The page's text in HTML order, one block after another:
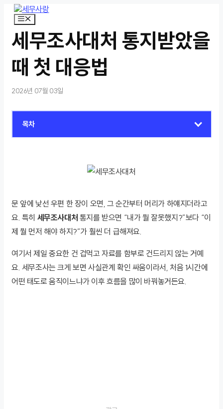
메
뉴
세무조사대처 통지받았을
때 첫 대응법
2026년 07월 03일
목차
문 앞에 낯선 우편 한 장이 오면, 그 순간부터 머리가 하얘지더라고
요. 특히 세무조사대처 통지를 받으면 “내가 뭘 잘못했지?”보다 “이
제 뭘 먼저 해야 하지?”가 훨씬 더 급해져요.
여기서 제일 중요한 건 겁먹고 자료를 함부로 건드리지 않는 거예
요. 세무조사는 크게 보면 사실관계 확인 싸움이라서, 처음 1시간에
어떤 태도로 움직이느냐가 이후 흐름을 많이 바꿔놓거든요.